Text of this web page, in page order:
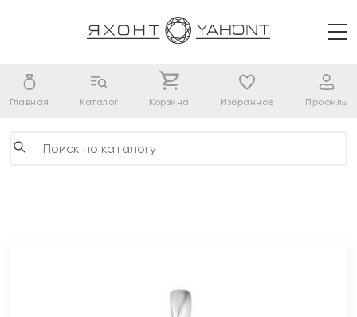
Главная Каталог Корзина Избранное Профиль